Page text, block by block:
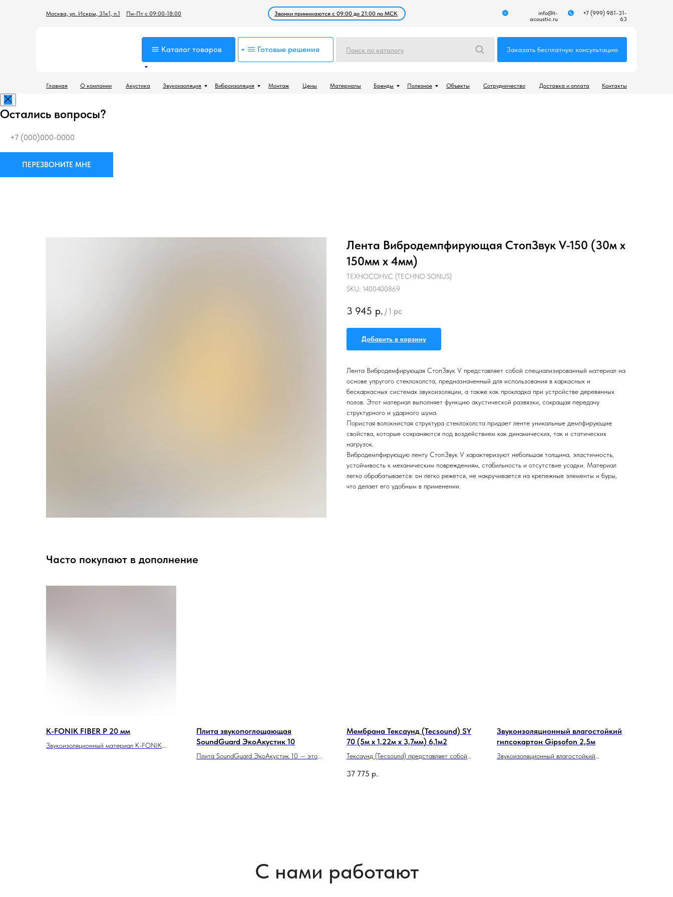
Поиск по каталогу Заказать бесплатную консультацию
+7 (999) 981-31-
63
Главная О компании Звукоизоляция Материалы
Акустика Полезное Объекты Сотрудничество Контакты
Виброизоляция Бренды
Монтаж Цены Доставка и оплата
info@t-
acoustic.ru
Каталог товаров Готовые решения
Москва, ул. Искры, 31к1, п.1 Пн-Пт с 09:00-18:00 Звонки принимаются с 09:00 до 21:00 по МСК
Остались вопросы?
ПЕРЕЗВОНИТЕ МНЕ
Лента Вибродемпфирующая СтопЗвук V-150 (30м x
150мм x 4мм)
ТЕХНОСОНУС (TECHNO SONUS)
SKU: 1400400869
3 945 р. / 1 pc
Добавить в корзину
Лента Вибродемфирующая СтопЗвук V представляет собой специализированный материал на
основе упругого стеклохолста, предназначенный для использования в каркасных и
бескаркасных системах звукоизоляции, а также как прокладка при устройстве деревянных
полов. Этот материал выполняет функцию акустической развязки, сокращая передачу
структурного и ударного шума.
Пористая волокнистая структура стеклохолста придает ленте уникальные демпфирующие
свойства, которые сохраняются под воздействием как динамических, так и статических
нагрузок.
Вибродемпфирующую ленту СтопЗвук V характеризуют небольшая толщина, эластичность,
устойчивость к механическим повреждениям, стабильность и отсутствие усадки. Материал
легко обрабатывается: он легко режется, не накручивается на крепежные элементы и буры,
что делает его удобным в применении.
Часто покупают в дополнение
K-FONIK FIBER P 20 мм
Звукоизоляционный материал K-FONIK
Плита звукопоглощающая
SoundGuard ЭкоАкустик 10
Плита SoundGuard ЭкоАкустик 10 — это
Мембрана Тексаунд (Tecsound) SY
70 (5м х 1,22м х 3,7мм) 6,1м2
Тексаунд (Tecsound) представляет собой
с высокой массой, которая обеспечивает
37 775 р.
Звукоизоляционный влагостойкий
гипсокартон Gipsofon 2,5м
Звукоизоляционный влагостойкий
С нами работают